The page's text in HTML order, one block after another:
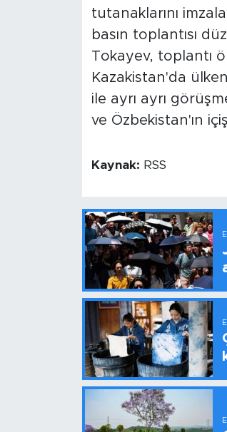
tutanaklarını
basın toplantısı
Tokayev, toplantı
Kazakistan'da
ile ayrı ayrı
ve Özbekistan'ın
Kaynak: RSS